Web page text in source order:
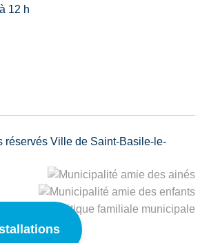
12 h
réservés Ville de Saint-Basile-le-